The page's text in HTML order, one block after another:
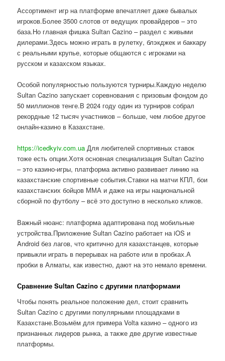
Ассортимент игр на платформе впечатляет даже бывалых
игроков.Более 3500 слотов от ведущих провайдеров – это
база.Но главная фишка Sultan Cazino – раздел с живыми
дилерами.Здесь можно играть в рулетку, блэкджек и баккару
с реальными крупье, которые общаются с игроками на
русском и казахском языках.
Особой популярностью пользуются турниры.Каждую неделю
Sultan Cazino запускает соревнования с призовым фондом до
50 миллионов тенге.В 2024 году один из турниров собрал
рекордные 12 тысяч участников – больше, чем любое другое
онлайн-казино в Казахстане.
https://icedkyiv.com.ua Для любителей спортивных ставок
тоже есть опции.Хотя основная специализация Sultan Cazino
– это казино-игры, платформа активно развивает линию на
казахстанские спортивные события.Ставки на матчи КПЛ, бои
казахстанских бойцов ММА и даже на игры национальной
сборной по футболу – всё это доступно в несколько кликов.
Важный нюанс: платформа адаптирована под мобильные
устройства.Приложение Sultan Cazino работает на iOS и
Android без лагов, что критично для казахстанцев, которые
привыкли играть в перерывах на работе или в пробках.А
пробки в Алматы, как известно, дают на это немало времени.
Сравнение Sultan Cazino с другими платформами
Чтобы понять реальное положение дел, стоит сравнить
Sultan Cazino с другими популярными площадками в
Казахстане.Возьмём для примера Volta казино – одного из
признанных лидеров рынка, а также две другие известные
платформы.